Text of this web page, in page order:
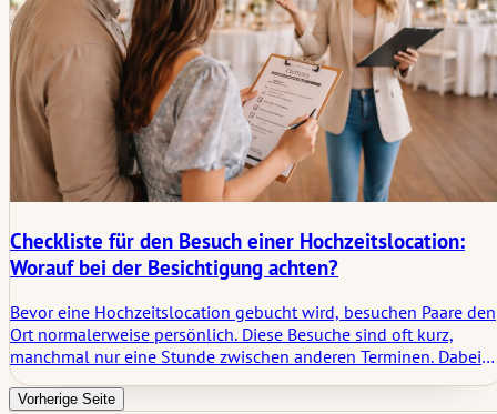
Checkliste für den Besuch einer Hochzeitslocation:
Worauf bei der Besichtigung achten?
Bevor eine Hochzeitslocation gebucht wird, besuchen Paare den
Ort normalerweise persönlich. Diese Besuche sind oft kurz,
manchmal nur eine Stunde zwischen anderen Terminen. Dabei
tauchen viele praktische Details auf: Entfernungen,
Akustik, Raumfluss, die Art und Weise, wie das Personal Fragen
Vorherige Seite